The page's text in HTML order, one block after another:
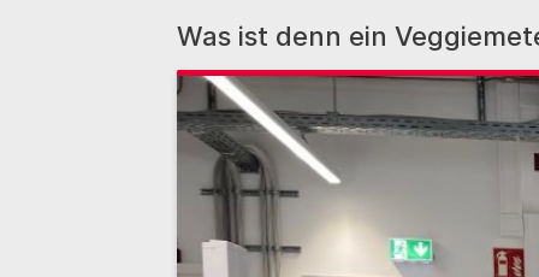
Was ist denn ein